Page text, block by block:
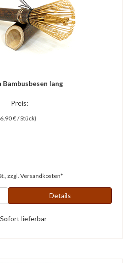
Bambusbesen lang
Preis:
€ / Stück)
zzgl. Versandkosten*
Details
Sofort lieferbar